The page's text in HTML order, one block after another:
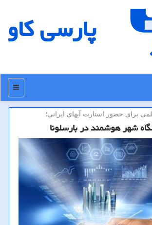
پارسی كاو
منو
برای حضور استارت آپهای ایرانی؛
شهر هوشمند در بارسلونا